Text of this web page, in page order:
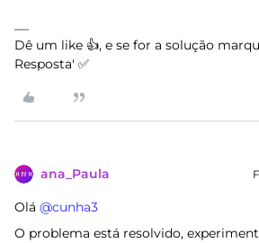
Dê um like 👍, e se for a solução
Resposta' ✅
ana_Paula
Olá ​ @cunha3
O problema está resolvido,